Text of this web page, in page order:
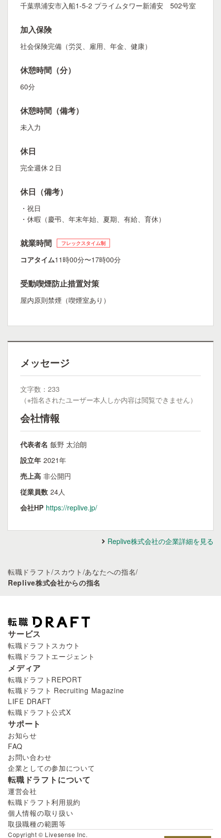
千葉県浦安市入船1-5-2 プライムタワー新浦安 502号室
加入保険
社会保険完備（労災、雇用、年金、健康）
休憩時間（分）
60分
休憩時間（備考）
未入力
休日
完全週休２日
休日（備考）
・祝日
・休暇（慶弔、年末年始、夏期、有給、育休）
就業時間 フレックスタイム制
コアタイム11時00分〜17時00分
受動喫煙防止措置対策
屋内原則禁煙（喫煙室あり）
メッセージ
文字数：233
（※指名されたユーザー本人しか内容は閲覧できません）
会社情報
代表者名 飯野 太治朗
設立年 2021年
売上高 非公開円
従業員数 24人
会社HP https://replive.jp/
Replive株式会社の企業詳細を見る
転職ドラフト/スカウト /あなたへの指名/
Replive株式会社からの指名
サービス
転職ドラフトスカウト
転職ドラフトエージェント
メディア
転職ドラフトREPORT
転職ドラフト Recruiting Magazine
LIFE DRAFT
転職ドラフト公式X
サポート
お知らせ
FAQ
お問い合わせ
企業としての参加について
転職ドラフトについて
運営会社
転職ドラフト利用規約
個人情報の取り扱い
取扱職種の範囲等
Copyright © Livesense Inc.